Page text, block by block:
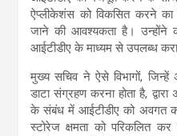
ऐप्लीकेशंस को विकसित करने का
जाने की आवश्यकता है। उन्होंने
आईटीडीए के माध्यम से उपलब्ध
मुख्य सचिव ने ऐसे विभागों,
डाटा संग्रहण करना होता है,
के संबंध में आईटीडीए को अवगत
स्टोरेज क्षमता को परिकलित